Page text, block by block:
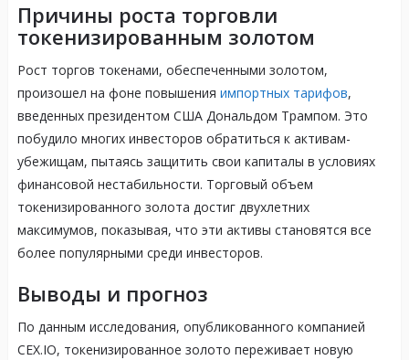
Причины роста торговли
токенизированным золотом
Рост торгов токенами, обеспеченными золотом,
произошел на фоне повышения импортных тарифов,
введенных президентом США Дональдом Трампом. Это
побудило многих инвесторов обратиться к активам-
убежищам, пытаясь защитить свои капиталы в условиях
финансовой нестабильности. Торговый объем
токенизированного золота достиг двухлетних
максимумов, показывая, что эти активы становятся все
более популярными среди инвесторов.
Выводы и прогноз
По данным исследования, опубликованного компанией
CEX.IO, токенизированное золото переживает новую